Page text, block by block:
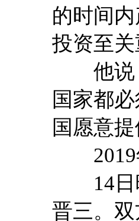
的时间
投资至关
他说：
国家都
国愿意提
2019
14日晚
晋三。